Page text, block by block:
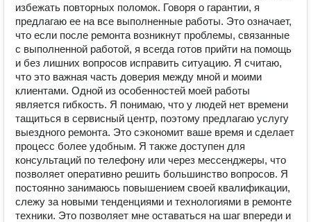
избежать повторных поломок. Говоря о гарантии, я
предлагаю ее на все выполненные работы. Это означает,
что если после ремонта возникнут проблемы, связанные
с выполненной работой, я всегда готов прийти на помощь
и без лишних вопросов исправить ситуацию. Я считаю,
что это важная часть доверия между мной и моими
клиентами. Одной из особенностей моей работы
является гибкость. Я понимаю, что у людей нет времени
тащиться в сервисный центр, поэтому предлагаю услугу
выездного ремонта. Это сэкономит ваше время и сделает
процесс более удобным. Я также доступен для
консультаций по телефону или через мессенджеры, что
позволяет оперативно решить большинство вопросов. Я
постоянно занимаюсь повышением своей квалификации,
слежу за новыми тенденциями и технологиями в ремонте
техники. Это позволяет мне оставаться на шаг впереди и